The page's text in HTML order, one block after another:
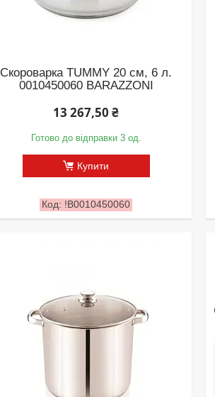
Скороварка TUMMY 20 см, 6 л.
0010450060 BARAZZONI
13 267,50 ₴
Готово до відправки 3 од.
Купити
!B0010450060